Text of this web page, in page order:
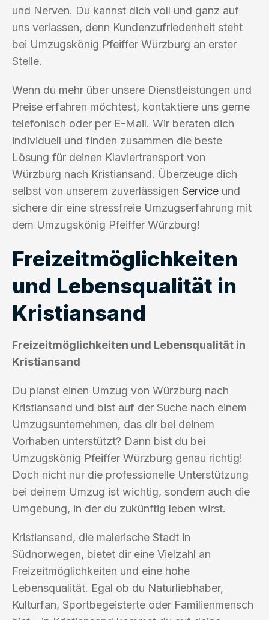
und Nerven. Du kannst dich voll und ganz auf
uns verlassen, denn Kundenzufriedenheit steht
bei Umzugskönig Pfeiffer Würzburg an erster
Stelle.
Wenn du mehr über unsere Dienstleistungen und
Preise erfahren möchtest, kontaktiere uns gerne
telefonisch oder per E-Mail. Wir beraten dich
individuell und finden zusammen die beste
Lösung für deinen Klaviertransport von
Würzburg nach Kristiansand. Überzeuge dich
selbst von unserem zuverlässigen Service und
sichere dir eine stressfreie Umzugserfahrung mit
dem Umzugskönig Pfeiffer Würzburg!
Freizeitmöglichkeiten
und Lebensqualität in
Kristiansand
Freizeitmöglichkeiten und Lebensqualität in
Kristiansand
Du planst einen Umzug von Würzburg nach
Kristiansand und bist auf der Suche nach einem
Umzugsunternehmen, das dir bei deinem
Vorhaben unterstützt? Dann bist du bei
Umzugskönig Pfeiffer Würzburg genau richtig!
Doch nicht nur die professionelle Unterstützung
bei deinem Umzug ist wichtig, sondern auch die
Umgebung, in der du zukünftig leben wirst.
Kristiansand, die malerische Stadt in
Südnorwegen, bietet dir eine Vielzahl an
Freizeitmöglichkeiten und eine hohe
Lebensqualität. Egal ob du Naturliebhaber,
Kulturfan, Sportbegeisterte oder Familienmensch